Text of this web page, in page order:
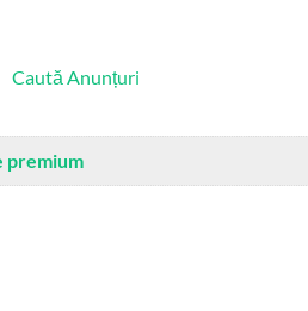
Caută Anunțuri
premium